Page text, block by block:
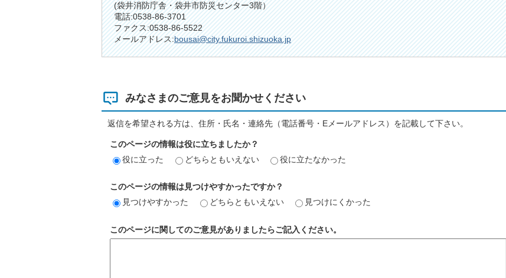
(袋井消防庁舎・袋井市防災センター3階）
電話:0538-86-3701
ファクス:0538-86-5522
メールアドレス:bousai@city.fukuroi.shizuoka.jp
みなさまのご意見をお聞かせください
返信を希望される方は、住所・氏名・連絡先（電話番号・Eメールアドレス）を記載して下さい。
このページの情報は役に立ちましたか？
役に立った
どちらともいえない 役に立たなかった
このページの情報は見つけやすかったですか？
見つけやすかった
どちらともいえない 見つけにくかった
このページに関してのご意見がありましたらご記入ください。